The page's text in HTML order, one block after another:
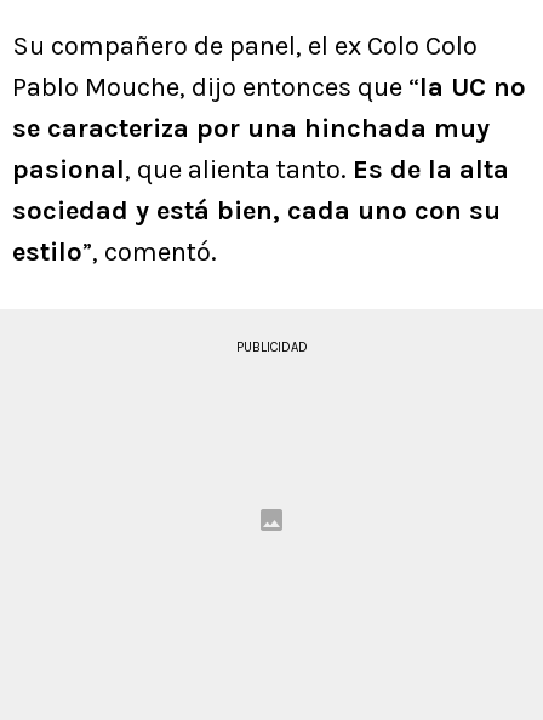
Su compañero de panel, el ex Colo Colo
Pablo Mouche, dijo entonces que “la UC no
se caracteriza por una hinchada muy
pasional, que alienta tanto. Es de la alta
sociedad y está bien, cada uno con su
estilo”, comentó.
PUBLICIDAD